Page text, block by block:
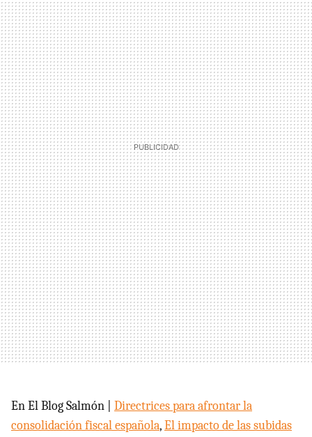
En El Blog Salmón | Directrices para afrontar la
consolidación fiscal española,El impacto de las subidas